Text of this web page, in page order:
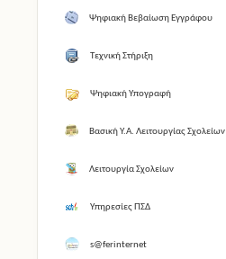
Ψηφιακή Βεβαίωση Εγγράφου
Τεχνική Στήριξη
Ψηφιακή Υπογραφή
Βασική Υ.Α. Λειτουργίας Σχολείων
Λειτουργία Σχολείων
Υπηρεσίες ΠΣΔ
s@ferinternet